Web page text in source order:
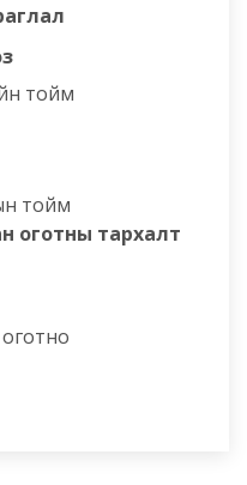
тойм
тойм
оготны тархалт